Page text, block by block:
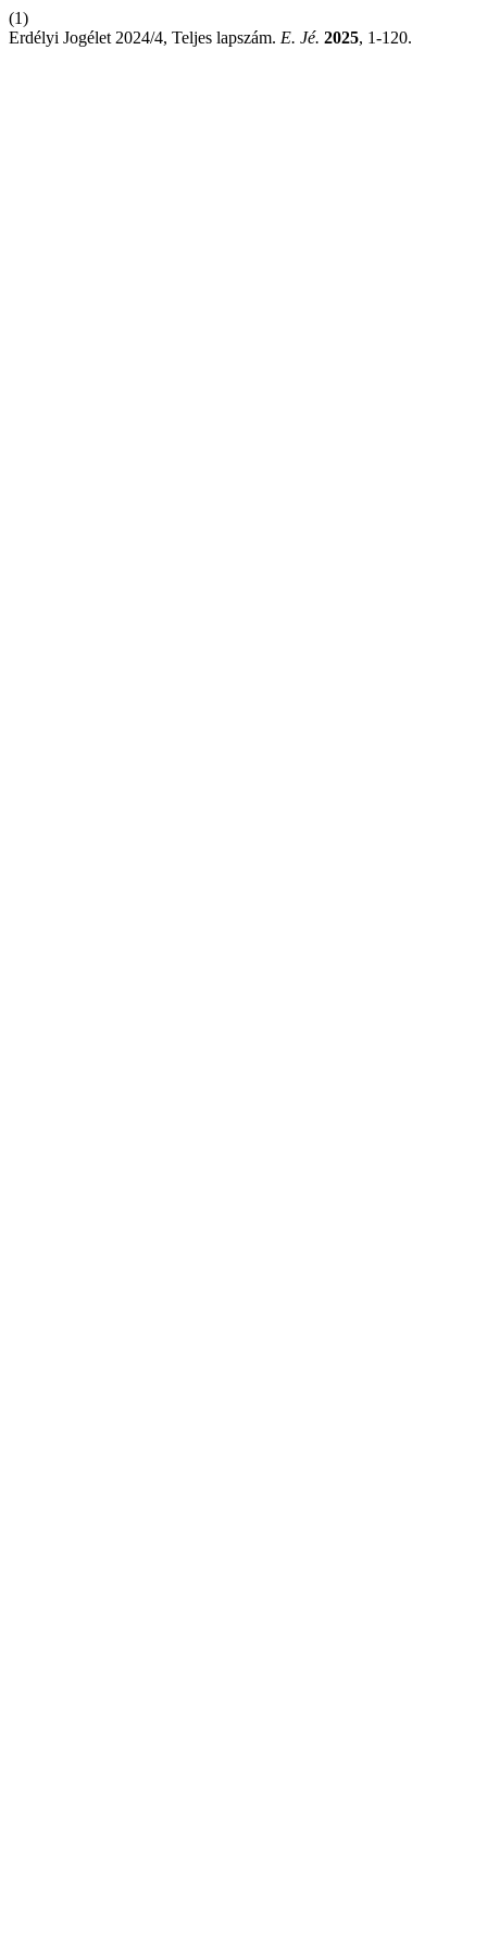
(1)
Erdélyi Jogélet 2024/4, Teljes lapszám. E. Jé. 2025, 1-120.